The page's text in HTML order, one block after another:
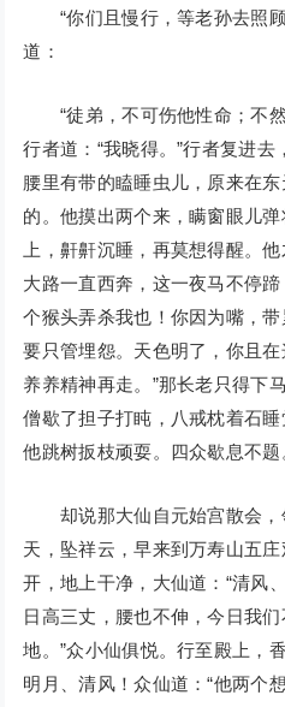
“你们且慢行，等老孙去照顾
道：
“徒弟，不可伤他性命；不然
行者道：“我晓得。”行者复进
腰里有带的瞌睡虫儿，原来在
的。他摸出两个来，瞒窗眼儿
上，鼾鼾沉睡，再莫想得醒。
大路一直西奔，这一夜马不停
个猴头弄杀我也！你因为嘴，
要只管埋怨。天色明了，你且
养养精神再走。”那长老只得下
僧歇了担子打盹，八戒枕着石
他跳树扳枝顽耍。四众歇息不题
却说那大仙自元始宫散会，
天，坠祥云，早来到万寿山五
开，地上干净，大仙道：“清风
日高三丈，腰也不伸，今日我
地。”众小仙俱悦。行至殿上，
明月、清风！众仙道：“他两个